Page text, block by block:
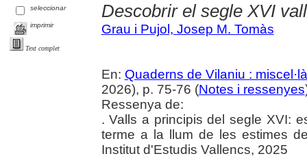
seleccionar
imprimir
Text complet
Descobrir el segle XVI
Grau i Pujol, Josep M. Tomàs
En: Quaderns de Vilaniu :
2026), p. 75-76 (Notes i ressenyes
Ressenya de:
. Valls a principis del segle XVI:
terme a la llum de les estimes
Institut d'Estudis Vallencs, 2025